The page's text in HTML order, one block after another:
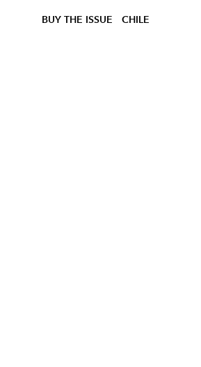
BUY THE ISSUE CHILE